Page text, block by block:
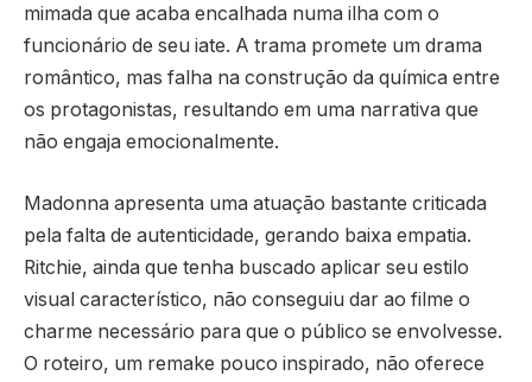
mimada que acaba encalhada numa ilha com o
funcionário de seu iate. A trama promete um drama
romântico, mas falha na construção da química entre
os protagonistas, resultando em uma narrativa que
não engaja emocionalmente.
Madonna apresenta uma atuação bastante criticada
pela falta de autenticidade, gerando baixa empatia.
Ritchie, ainda que tenha buscado aplicar seu estilo
visual característico, não conseguiu dar ao filme o
charme necessário para que o público se envolvesse.
O roteiro, um remake pouco inspirado, não oferece